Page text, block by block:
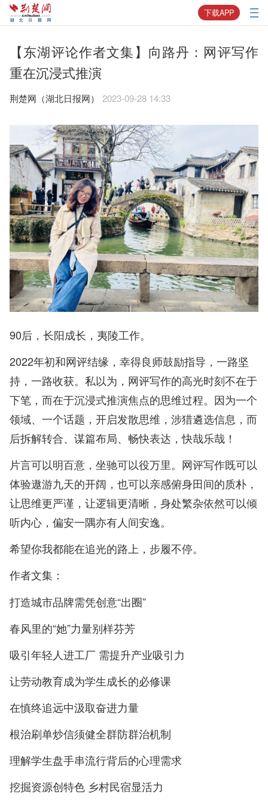
下载APP
【东湖评论作者文集】向路丹：网评写作
重在沉浸式推演
荆楚网（湖北日报网） 2023-09-28 14:33
90后，长阳成长，夷陵工作。
2022年初和网评结缘，幸得良师鼓励指导，一路坚
持，一路收获。私以为，网评写作的高光时刻不在于
下笔，而在于沉浸式推演焦点的思维过程。因为一个
领域、一个话题，开启发散思维，涉猎遴选信息，而
后拆解转合、谋篇布局、畅快表达，快哉乐哉！
片言可以明百意，坐驰可以役万里。网评写作既可以
体验遨游九天的开阔，也可以亲感俯身田间的质朴，
让思维更严谨，让逻辑更清晰，身处繁杂依然可以倾
听内心，偏安一隅亦有人间安逸。
希望你我都能在追光的路上，步履不停。
作者文集：
打造城市品牌需凭创意“出圈”
春风里的“她”力量别样芬芳
吸引年轻人进工厂 需提升产业吸引力
让劳动教育成为学生成长的必修课
在慎终追远中汲取奋进力量
根治刷单炒信须健全群防群治机制
理解学生盘手串流行背后的心理需求
挖掘资源创特色 乡村民宿显活力